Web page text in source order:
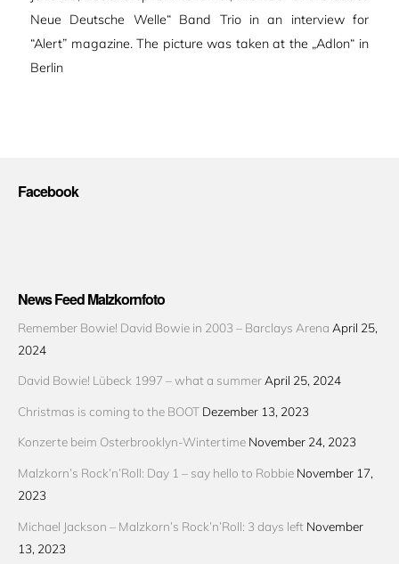
Neue Deutsche Welle“ Band Trio in an interview for
“Alert” magazine. The picture was taken at the „Adlon“ in
Berlin
Facebook
News Feed Malzkornfoto
Remember Bowie! David Bowie in 2003 – Barclays Arena April 25,
2024
David Bowie! Lübeck 1997 – what a summer April 25, 2024
Christmas is coming to the BOOT Dezember 13, 2023
Konzerte beim Osterbrooklyn-Wintertime November 24, 2023
Malzkorn’s Rock’n’Roll: Day 1 – say hello to Robbie November 17,
2023
Michael Jackson – Malzkorn’s Rock’n’Roll: 3 days left November
13, 2023